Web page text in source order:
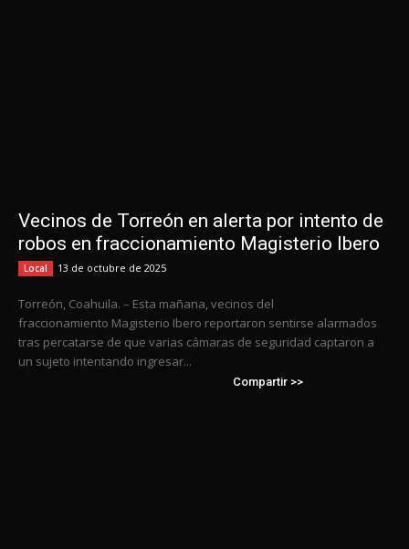
Vecinos de Torreón en alerta por intento de
robos en fraccionamiento Magisterio Ibero
Local 13 de octubre de 2025
Torreón, Coahuila. – Esta mañana, vecinos del
fraccionamiento Magisterio Ibero reportaron sentirse alarmados
tras percatarse de que varias cámaras de seguridad captaron a
un sujeto intentando ingresar...
Compartir >>